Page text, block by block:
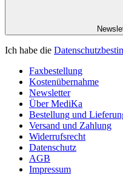
Ich habe die
Faxbestellung
Kostenübernahme
Newsletter
Über MediKa
Bestellung und
Versand und Zahlung
Widerrufsrecht
Datenschutz
AGB
Impressum